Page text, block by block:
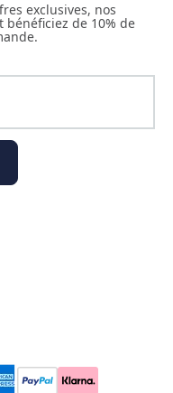
exclusives, nos
bénéficiez de 10% de